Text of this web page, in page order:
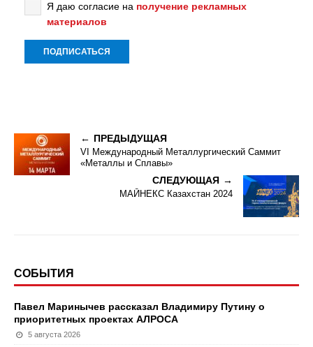
Я даю согласие на получение рекламных
материалов
ПРЕДЫДУЩАЯ
VI Международный Металлургический Саммит
«Металлы и Сплавы»
СЛЕДУЮЩАЯ
МАЙНЕКС Казахстан 2024
СОБЫТИЯ
Павел Маринычев рассказал Владимиру Путину о
приоритетных проектах АЛРОСА
5 августа 2026